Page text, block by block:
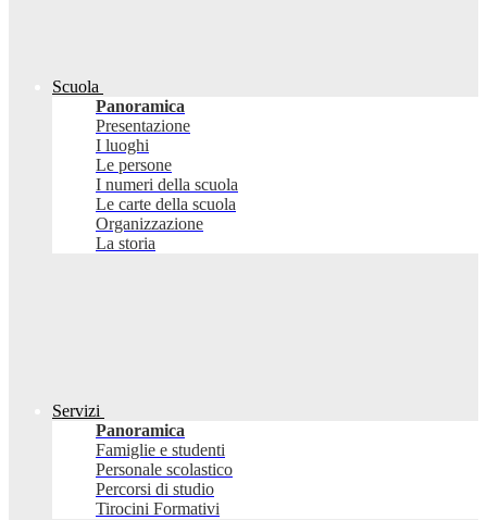
Scuola
Panoramica
Presentazione
I luoghi
Le persone
I numeri della scuola
Le carte della scuola
Organizzazione
La storia
Servizi
Panoramica
Famiglie e studenti
Personale scolastico
Percorsi di studio
Tirocini Formativi